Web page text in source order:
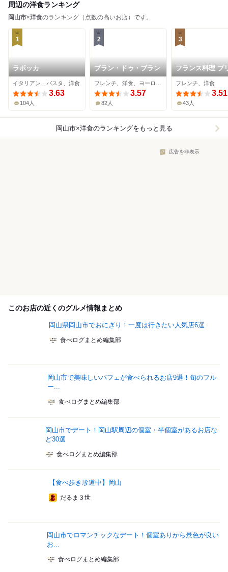
周辺の洋食ランキング
岡山市×洋食のランキング（点数の高いお店）です。
1
ラボッカ
イタリアン、パスタ、洋食
3.63
104人
2
ブラン・ドゥ・ブラン
3.57
82人
3
フランス料理 プ
ール
フレンチ、洋食
3.51
43人
岡山市×洋食のランキングをもっと見る
広告を非表示
このお店の近くのグルメ情報まとめ
岡山県岡山市でおにぎり！一度は行きたい人気店6選
食べログまとめ編集部
岡山市で美味しいパフェが食べられるお店9選！旬のフル
ー...
食べログまとめ編集部
岡山市でデート！岡山駅周辺の個室・半個室があるお店な
ど30選
食べログまとめ編集部
【食べ歩き珍道中】岡山
だるま３世
岡山市でロマンチックなデート！個室ありから景色が良い
お...
食べログまとめ編集部